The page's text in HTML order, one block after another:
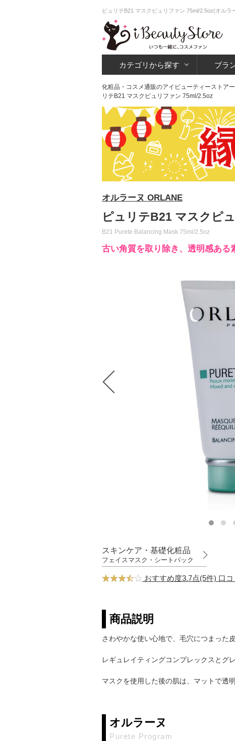
ピュリテB21 マスクピュリファン 75ml/2.5oz(オル
カテゴリから探す ブラ
化粧品・コスメ通販のアイビューティーストアー
リテB21 マスクピュリファン 75ml/2.5oz
オルラーヌ ORLANE
ピュリテB21 マスクピ
B21 Purete Balancing Mask 75ml/2.5oz
古い角質を取り除き、透明感ある
スキンケア・基礎化粧品
フェイスマスク・シートパック
おすすめ度3.7点(5件) 口コ
商品説明
さわやかな使い心地で、毛穴につまった
レギュレイティングコンプレックスとグ
マスクを使用した後の肌は、マットで透
オルラーヌ
Purete Program